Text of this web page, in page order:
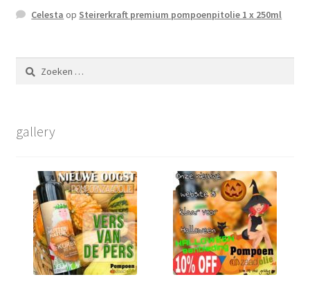
Celesta op Steirerkraft premium pompoenpitolie 1 x 250ml
Zoeken
naar:
gallery